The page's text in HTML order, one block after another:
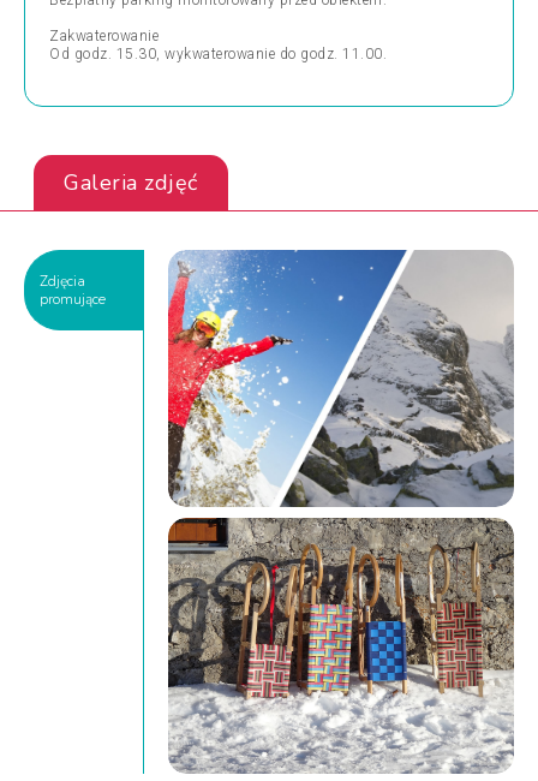
Zakwaterowanie
Od godz. 15.30, wykwaterowanie do godz. 11.00.
Galeria zdjęć
Zdjęcia
promujące